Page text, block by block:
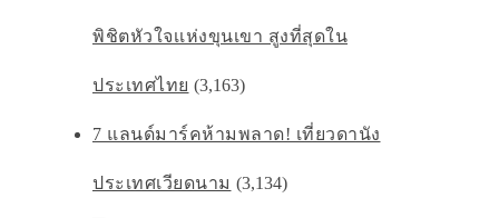
พิชิตหัวใจเเห่งขุนเขา สูงที่สุดใน
ประเทศไทย (3,163)
7 แลนด์มาร์คห้ามพลาด! เที่ยวดานัง
ประเทศเวียดนาม (3,134)